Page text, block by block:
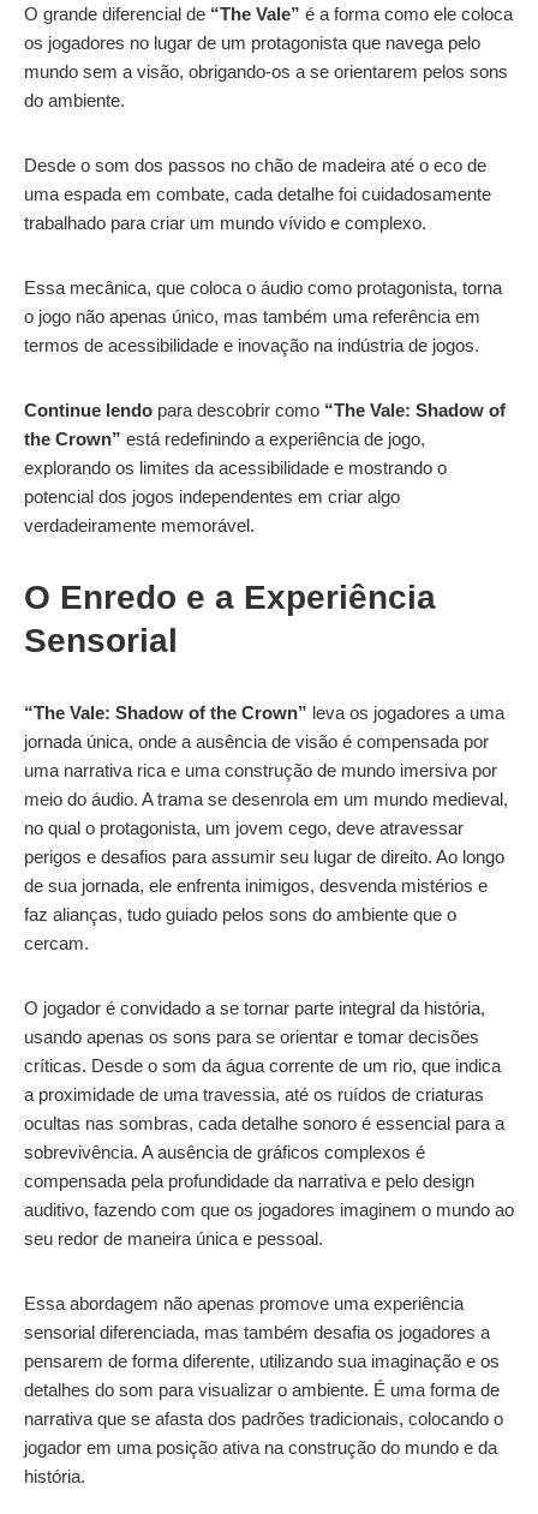
O grande diferencial de “The Vale” é a forma como ele coloca
os jogadores no lugar de um protagonista que navega pelo
mundo sem a visão, obrigando-os a se orientarem pelos sons
do ambiente.
Desde o som dos passos no chão de madeira até o eco de
uma espada em combate, cada detalhe foi cuidadosamente
trabalhado para criar um mundo vívido e complexo.
Essa mecânica, que coloca o áudio como protagonista, torna
o jogo não apenas único, mas também uma referência em
termos de acessibilidade e inovação na indústria de jogos.
Continue lendo para descobrir como “The Vale: Shadow of
the Crown” está redefinindo a experiência de jogo,
explorando os limites da acessibilidade e mostrando o
potencial dos jogos independentes em criar algo
verdadeiramente memorável.
O Enredo e a Experiência
Sensorial
“The Vale: Shadow of the Crown” leva os jogadores a uma
jornada única, onde a ausência de visão é compensada por
uma narrativa rica e uma construção de mundo imersiva por
meio do áudio. A trama se desenrola em um mundo medieval,
no qual o protagonista, um jovem cego, deve atravessar
perigos e desafios para assumir seu lugar de direito. Ao longo
de sua jornada, ele enfrenta inimigos, desvenda mistérios e
faz alianças, tudo guiado pelos sons do ambiente que o
cercam.
O jogador é convidado a se tornar parte integral da história,
usando apenas os sons para se orientar e tomar decisões
críticas. Desde o som da água corrente de um rio, que indica
a proximidade de uma travessia, até os ruídos de criaturas
ocultas nas sombras, cada detalhe sonoro é essencial para a
sobrevivência. A ausência de gráficos complexos é
compensada pela profundidade da narrativa e pelo design
auditivo, fazendo com que os jogadores imaginem o mundo ao
seu redor de maneira única e pessoal.
Essa abordagem não apenas promove uma experiência
sensorial diferenciada, mas também desafia os jogadores a
pensarem de forma diferente, utilizando sua imaginação e os
detalhes do som para visualizar o ambiente. É uma forma de
narrativa que se afasta dos padrões tradicionais, colocando o
jogador em uma posição ativa na construção do mundo e da
história.